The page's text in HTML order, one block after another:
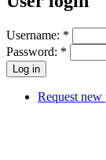
Username: *
Password: *
Request new